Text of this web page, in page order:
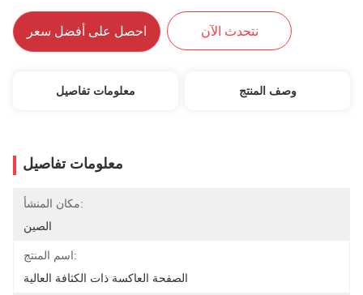
احصل على أفضل سعر نتحدث الآن
معلومات تفاصيل وصف المنتج
معلومات تفاصيل
مكان المنشأ:
الصين
اسم المنتج:
الصفحة العاكسة ذات الكثافة العالية